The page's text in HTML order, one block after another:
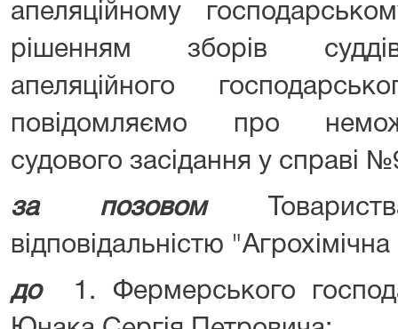
апеляційному
рішенням зборів суддів
апеляційного
повідомляємо про
судового засідання у справі
за позовом
відповідальністю
до
1. Фермерського